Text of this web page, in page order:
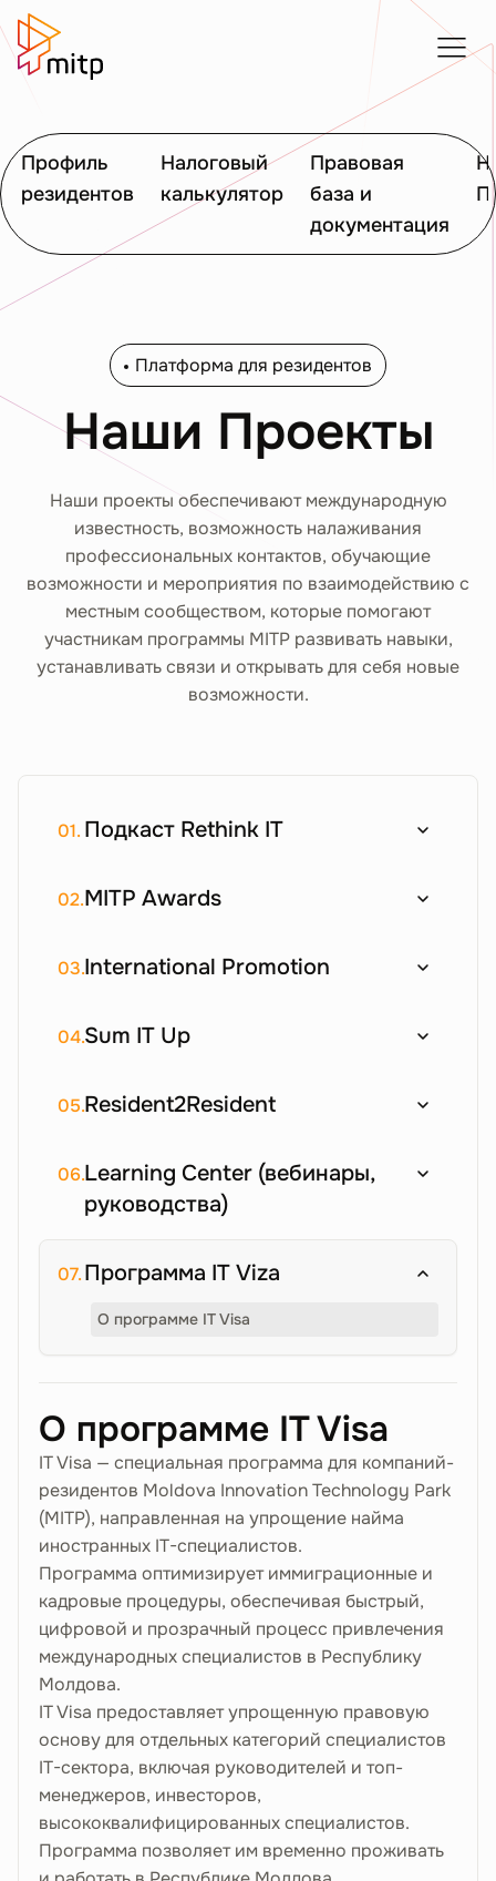
Профиль
резидентов
Налоговый
калькулятор
Правовая
база и
документация
Платформа для резидентов
Наши Проекты
Наши проекты обеспечивают международную
известность, возможность налаживания
профессиональных контактов, обучающие
возможности и мероприятия по взаимодействию с
местным сообществом, которые помогают
участникам программы MITP развивать навыки,
устанавливать связи и открывать для себя новые
возможности.
01.Подкаст Rethink IT
02.MITP Awards
03.International Promotion
04.Sum IT Up
05.Resident2Resident
06.Learning Center (вебинары,
руководства)
07.Программа IT Viza
О программе IT Visa
О программе IT Visa
IT Visa — специальная программа для компаний-
резидентов Moldova Innovation Technology Park
(MITP), направленная на упрощение найма
иностранных IT-специалистов.
Программа оптимизирует иммиграционные и
кадровые процедуры, обеспечивая быстрый,
цифровой и прозрачный процесс привлечения
международных специалистов в Республику
Молдова.
IT Visa предоставляет упрощенную правовую
основу для отдельных категорий специалистов
IT-сектора, включая руководителей и топ-
менеджеров, инвесторов,
высококвалифицированных специалистов.
Программа позволяет им временно проживать